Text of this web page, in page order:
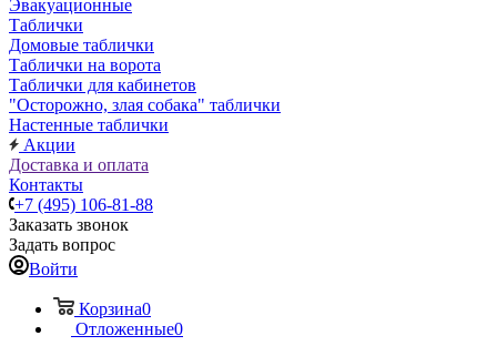
Эвакуационные
Таблички
Домовые таблички
Таблички на ворота
Таблички для кабинетов
"Осторожно, злая собака" таблички
Настенные таблички
Акции
Доставка и оплата
Контакты
+7 (495) 106-81-88
Заказать звонок
Задать вопрос
Войти
Корзина0
Отложенные0